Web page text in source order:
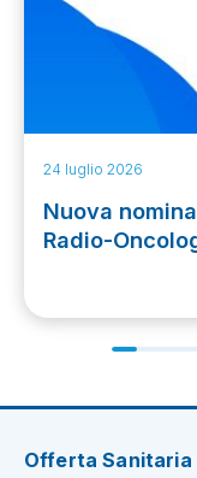
24 luglio 2026
Nuova
Radio-
Offerta Sanitaria